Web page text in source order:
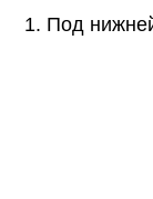
1. Под